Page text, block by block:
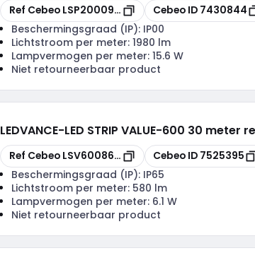
Kopiëren
Ref Cebeo LSP20009655G2Kopiëren
Cebeo ID 7430844
Beschermingsgraad (IP): IP00
Lichtstroom per meter: 1980 lm
Lampvermogen per meter: 15.6 W
Niet retourneerbaar product
LEDVANCE-LED STRIP VALUE-600 30
Kopiëren
Ref Cebeo LSV6008653065Kopiëren
Cebeo ID 7525395
Beschermingsgraad (IP): IP65
Lichtstroom per meter: 580 lm
Lampvermogen per meter: 6.1 W
Niet retourneerbaar product